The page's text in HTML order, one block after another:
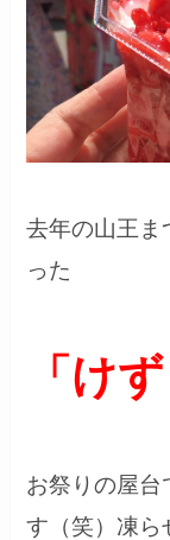
去年の山王ま
った
「け
お祭りの屋
す（笑）凍ら